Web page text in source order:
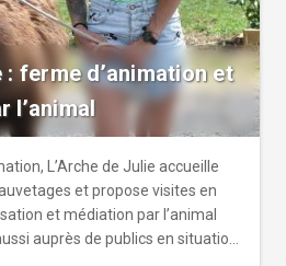
ferme d’animation et
l’animal
L’Arche de Julie accueille
et propose visites en
et médiation par l’animal
auprès de publics en situation